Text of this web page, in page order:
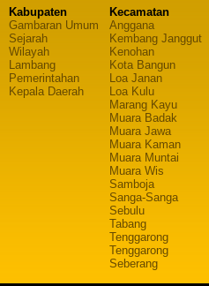
Kabupaten
Gambaran Umum
Sejarah
Wilayah
Lambang
Pemerintahan
Kepala Daerah
Kecamatan
Anggana
Kembang Janggut
Kenohan
Kota Bangun
Loa Janan
Loa Kulu
Marang Kayu
Muara Badak
Muara Jawa
Muara Kaman
Muara Muntai
Muara Wis
Samboja
Sanga-Sanga
Sebulu
Tabang
Tenggarong
Tenggarong
Seberang